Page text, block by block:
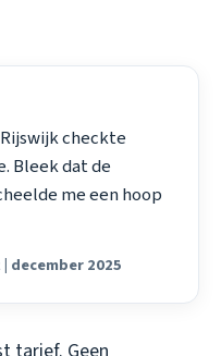
checkte
Bleek dat de
me een hoop
december 2025